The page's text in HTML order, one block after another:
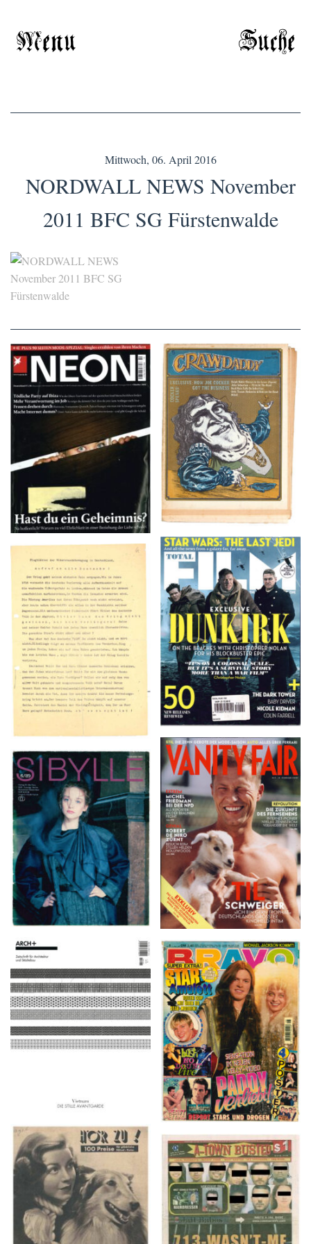
Menu Suche
Mittwoch, 06. April 2016
NORDWALL NEWS November
2011 BFC SG Fürstenwalde
NEON – OKTOBER
2008
Crawdaddy – June/11/72
TOTAL FILM #260 –
SUMMER 2017
Flugblätter der Weissen
Rose – V, Januar 1943
VANITY FAIR – Nr. 7 –
8. Februar 2007
SIBYLLE 6/89
ARCH+ Nr. 226, Herbst
2016
BRAVO – Nr. 8, 13. Febr.
1997
HÖR ZU! – 1949,
NUMMER 10, Woche
vom 27. Februar bis 05.
März
A-TOWN BUSTED –
8/15/16–9/1/16